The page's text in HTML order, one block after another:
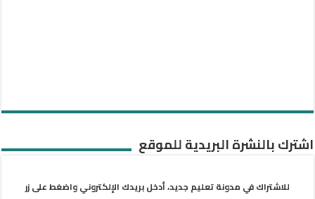
اشترك بالنشرة البريدية للموقع
للاشتراك في مدونة تعليم جديد، أدخل بريدك الإلكتروني واضغط على زر